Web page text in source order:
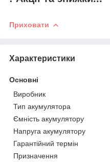
Приховати
Характеристики
Основні
Виробник
Тип акумулятора
Ємність акумулятору
Напруга акумулятору
Гарантійний термін
Призначення